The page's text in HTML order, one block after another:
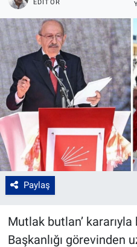
EDITÖR
Paylaş
Mutlak butlan’
Başkanlığı görevinden